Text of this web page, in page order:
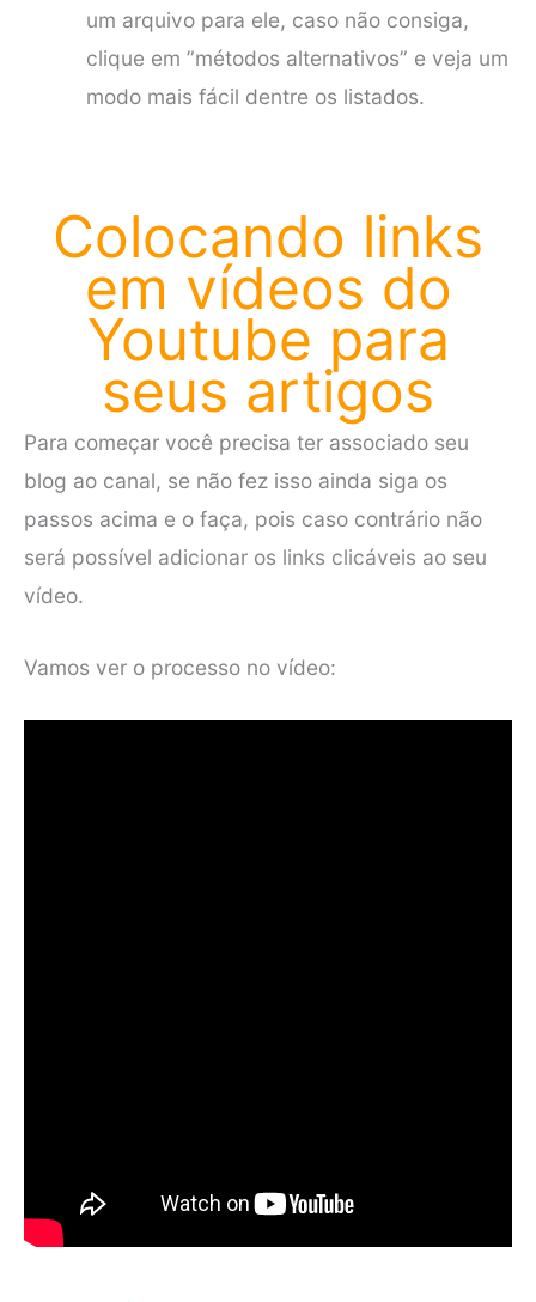
um arquivo para ele, caso não consiga,
clique em ”métodos alternativos” e veja um
modo mais fácil dentre os listados.
Colocando links
em vídeos do
Youtube para
seus artigos
Para começar você precisa ter associado seu
blog ao canal, se não fez isso ainda siga os
passos acima e o faça, pois caso contrário não
será possível adicionar os links clicáveis ao seu
vídeo.
Vamos ver o processo no vídeo: